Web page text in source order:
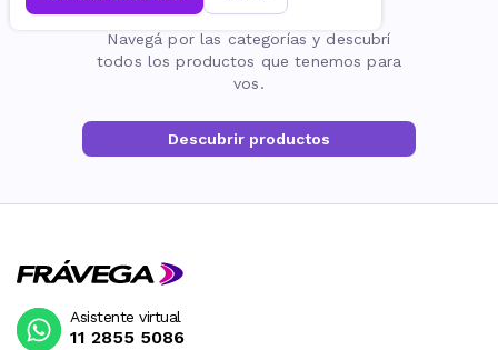
La página no existe
Navegá por las categorías y descubrí
todos los productos que tenemos para
vos.
Descubrir productos
Asistente virtual
11 2855 5086